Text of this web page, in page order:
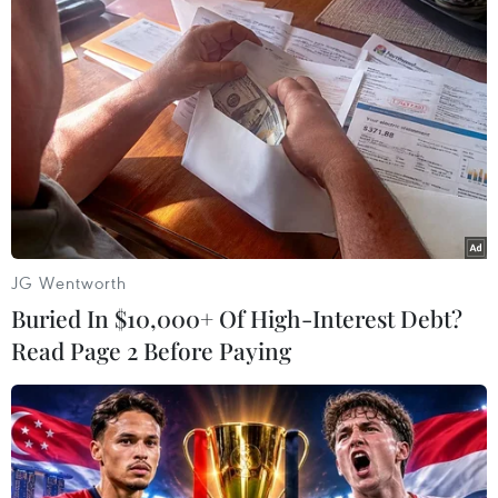
#Công tác Đoàn #Trung ương Đoàn #Giải báo chí
Theo dõi VietnamPlus
TIN LIÊN QUAN
JG Wentworth
Buried In $10,000+ Of High-Interest Debt?
Read Page 2 Before Paying